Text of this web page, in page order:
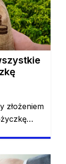
zaledwie
wkrótce
złożeniem
lubisz